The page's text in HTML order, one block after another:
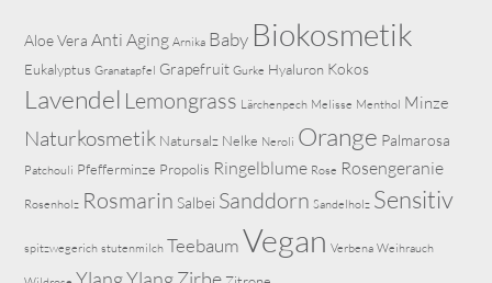
Aloe Vera Anti Aging Arnika Baby Biokosmetik
Eukalyptus Granatapfel Grapefruit Gurke Hyaluron Kokos
Lavendel Lemongrass Lärchenpech Melisse Menthol Minze
Naturkosmetik Natursalz Nelke Neroli Orange Palmarosa
Patchouli Pfefferminze Propolis Ringelblume Rose Rosengeranie
Rosenholz Rosmarin Salbei Sanddorn Sandelholz Sensitiv
spitzwegerich stutenmilch TeebaumVegan Verbena Weihrauch